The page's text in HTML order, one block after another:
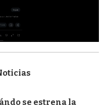
se estrena la